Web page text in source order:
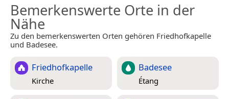
Bemerkenswerte Orte in der
Nähe
Zu den bemerkenswerten Orten gehören Friedhofkapelle
und Badesee.
Friedhofkapelle
Kirche
Badesee
Étang